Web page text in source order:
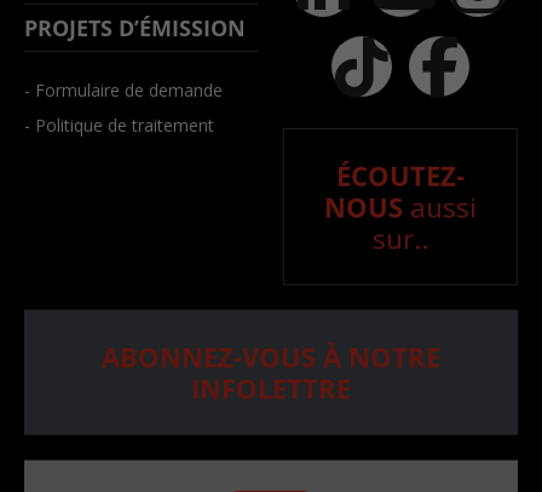
PROJETS D’ÉMISSION
- Formulaire de demande
- Politique de traitement
ÉCOUTEZ-
NOUS aussi
sur..
ABONNEZ-VOUS À NOTRE
INFOLETTRE